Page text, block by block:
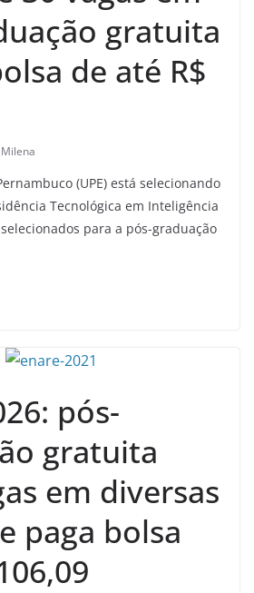
gratuita
de até R$
Milena
(UPE) está selecionando
Tecnológica em Inteligência
para a pós-graduação
pós-
gratuita
em diversas
paga bolsa